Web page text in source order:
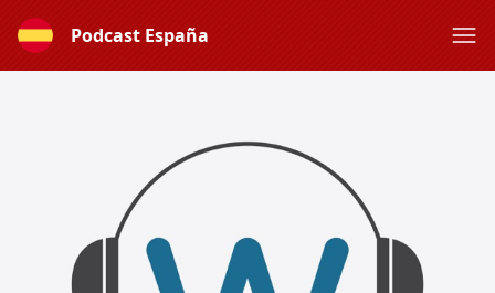
Podcast España